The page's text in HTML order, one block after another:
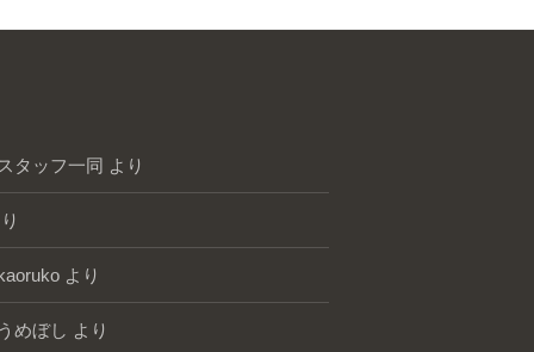
タッフ一同 より
より
めぼし より